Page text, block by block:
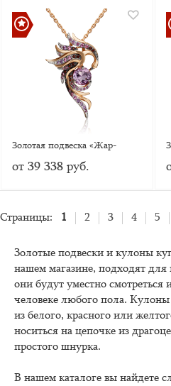
Золотая подвеска «Жар-
птица» с аметистами и
от 39 338 руб.
Страницы: 1 2 3 4 5
Золотые подвески и кулоны
нашем магазине, подходят
они будут уместно
человеке любого пола. Кулоны
из белого, красного или
носиться на цепочке из
простого шнурка.
В нашем каталоге вы найдете